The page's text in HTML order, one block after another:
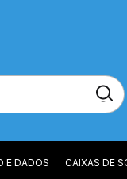
E DADOS CAIXAS DE